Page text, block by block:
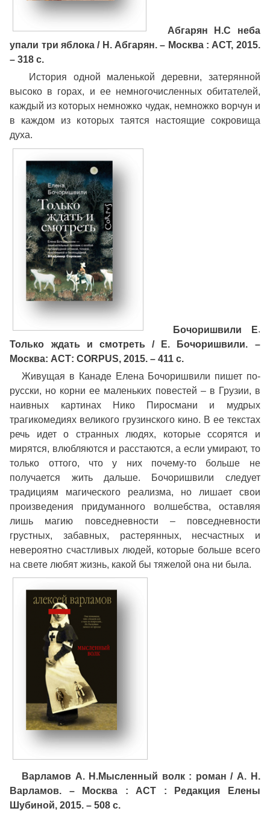
Абгарян Н.С неба
упали три яблока / Н. Абгарян. – Москва : АСТ, 2015.
– 318 с.
История одной маленькой деревни, затерянной
высоко в горах, и ее немногочисленных обитателей,
каждый из которых немножко чудак, немножко ворчун и
в каждом из которых таятся настоящие сокровища
духа.
Бочоришвили Е.
Только ждать и смотреть / Е. Бочоришвили. –
Москва: АСТ: CORPUS, 2015. – 411 с.
Живущая в Канаде Елена Бочоришвили пишет по-
русски, но корни ее маленьких повестей – в Грузии, в
наивных картинах Нико Пиросмани и мудрых
трагикомедиях великого грузинского кино. В ее текстах
речь идет о странных людях, которые ссорятся и
мирятся, влюбляются и расстаются, а если умирают, то
только оттого, что у них почему-то больше не
получается жить дальше. Бочоришвили следует
традициям магического реализма, но лишает свои
произведения придуманного волшебства, оставляя
лишь магию повседневности – повседневности
грустных, забавных, растерянных, несчастных и
невероятно счастливых людей, которые больше всего
на свете любят жизнь, какой бы тяжелой она ни была.
Варламов А. Н .Мысленный волк : роман / А. Н.
Варламов. – Москва : АСТ : Редакция Елены
Шубиной, 2015. – 508 с.